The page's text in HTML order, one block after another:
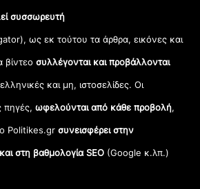
συσσωρευτή
ως εκ τούτου τα άρθρα, εικόνες και
βίντεοσυλλέγονται και προβάλλονται
και μη, ιστοσελίδες. Οι
πηγές,ωφελούνται από κάθε προβολή,
Politikes.gr συνεισφέρει στην
στη βαθμολογία SEO (Google κ.λπ.)